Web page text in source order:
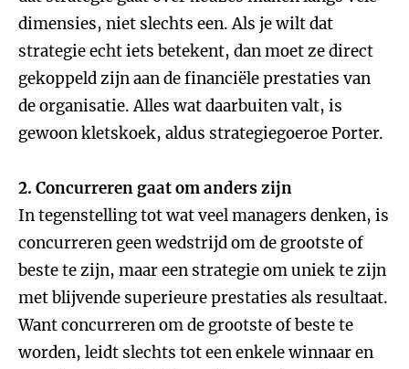
dimensies, niet slechts een. Als je wilt dat
strategie echt iets betekent, dan moet ze direct
gekoppeld zijn aan de financiële prestaties van
de organisatie. Alles wat daarbuiten valt, is
gewoon kletskoek, aldus strategiegoeroe Porter.
2. Concurreren gaat om anders zijn
In tegenstelling tot wat veel managers denken, is
concurreren geen wedstrijd om de grootste of
beste te zijn, maar een strategie om uniek te zijn
met blijvende superieure prestaties als resultaat.
Want concurreren om de grootste of beste te
worden, leidt slechts tot een enkele winnaar en